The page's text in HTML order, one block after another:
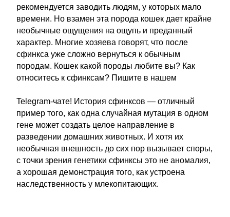
рекомендуется заводить людям, у которых мало
времени. Но взамен эта порода кошек дает крайне
необычные ощущения на ощупь и преданный
характер. Многие хозяева говорят, что после
сфинкса уже сложно вернуться к обычным
породам. Кошек какой породы любите вы? Как
относитесь к сфинксам? Пишите в нашем
Telegram-чате! История сфинксов — отличный
пример того, как одна случайная мутация в одном
гене может создать целое направление в
разведении домашних животных. И хотя их
необычная внешность до сих пор вызывает споры,
с точки зрения генетики сфинксы это не аномалия,
а хорошая демонстрация того, как устроена
наследственность у млекопитающих.